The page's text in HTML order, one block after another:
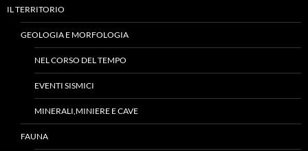
IL TERRITORIO
GEOLOGIA E MORFOLOGIA
NEL CORSO DEL TEMPO
EVENTI SISMICI
MINERALI,MINIERE E CAVE
FAUNA